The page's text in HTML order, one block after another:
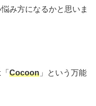
み方になるかと思いま
Cocoon 」という万能